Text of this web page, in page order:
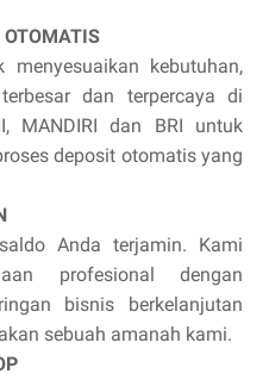
kebutuhan,
dan terpercaya di
MANDIRI dan BRI untuk
deposit otomatis yang
Anda terjamin. Kami
profesional dengan
bisnis berkelanjutan
sebuah amanah kami.